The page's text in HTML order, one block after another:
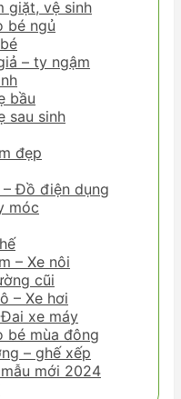
giặt, vệ sinh
bé ngủ
– ty ngậm
bầu
sau sinh
đẹp
Đồ điện dụng
móc
– Xe nôi
cũi
– Xe hơi
xe máy
bé mùa đông
– ghế xếp
mới 2024